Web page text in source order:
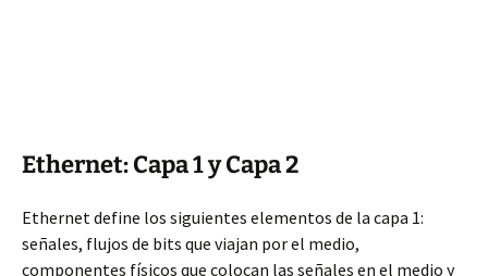
Ethernet: Capa 1 y Capa 2
Ethernet define los siguientes elementos de la capa 1:
señales, flujos de bits que viajan por el medio,
componentes físicos que colocan las señales en el medio y